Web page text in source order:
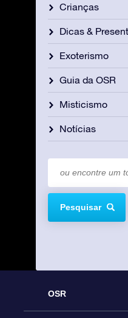
Crianças
Dicas &
Exoterismo
Guia da OSR
Misticismo
Notícias
Pesquisar
OSR